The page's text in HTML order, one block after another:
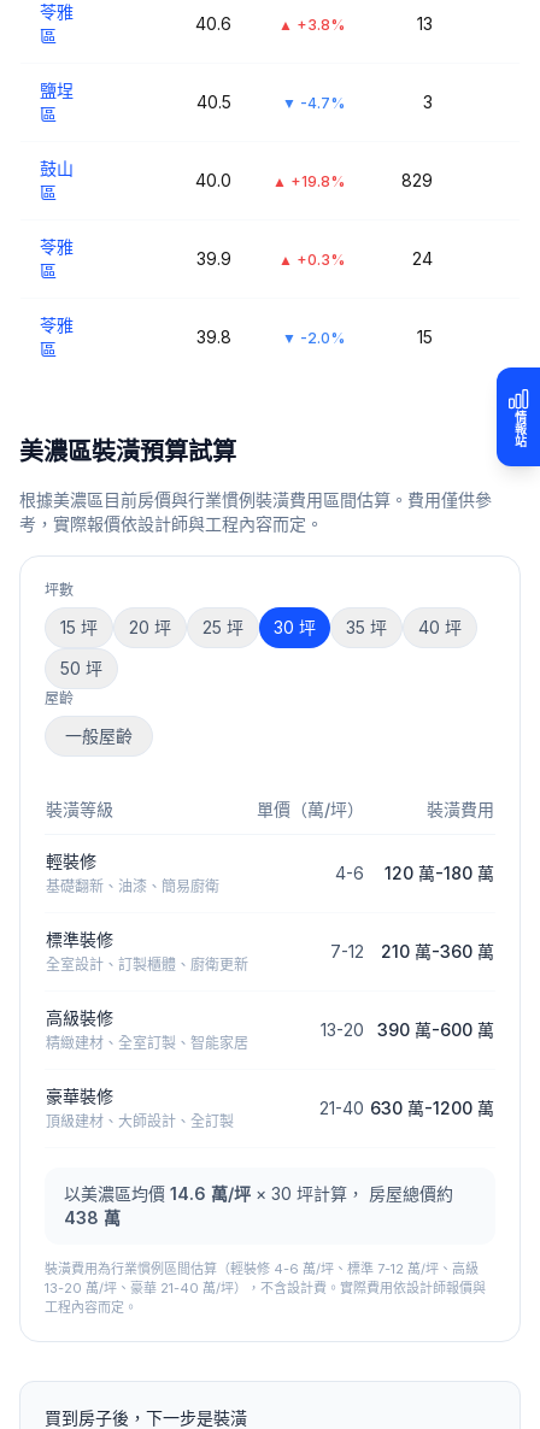
苓雅
區
40.6 ▲ +3.8% 13
鹽埕
區
40.5 ▼ -4.7% 3
鼓山
區
40.0 ▲ +19.8% 829
苓雅
區
39.9 ▲ +0.3% 24
苓雅
區
39.8 ▼ -2.0% 15
美濃區裝潢預算試算
根據美濃區目前房價與行業慣例裝潢費用區間估算。費用僅供參
考，實際報價依設計師與工程內容而定。
坪數
15 坪 20 坪 25 坪 30 坪 35 坪 40 坪
50 坪
屋齡
一般屋齡
裝潢等級 單價（萬/坪） 裝潢費用
輕裝修
基礎翻新、油漆、簡易廚衛
4-6 120 萬-180 萬
標準裝修
全室設計、訂製櫃體、廚衛更新
7-12 210 萬-360 萬
高級裝修
精緻建材、全室訂製、智能家居
13-20 390 萬-600 萬
豪華裝修
頂級建材、大師設計、全訂製
21-40 630 萬-1200 萬
以美濃區均價 14.6 萬/坪 × 30 坪計算， 房屋總價約
438 萬
裝潢費用為行業慣例區間估算（輕裝修 4-6 萬/坪、標準 7-12 萬/坪、高級
13-20 萬/坪、豪華 21-40 萬/坪），不含設計費。實際費用依設計師報價與
工程內容而定。
買到房子後，下一步是裝潢
情報站